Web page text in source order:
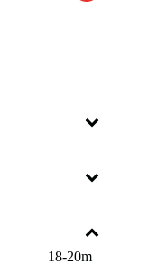
18-20m